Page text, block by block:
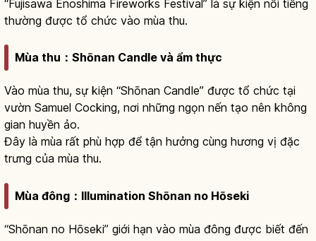
“Fujisawa Enoshima Fireworks Festival” là sự kiện nổi tiếng
thường được tổ chức vào mùa thu.
Mùa thu：Shōnan Candle và ẩm thực
Vào mùa thu, sự kiện “Shōnan Candle” được tổ chức tại
vườn Samuel Cocking, nơi những ngọn nến tạo nên không
gian huyền ảo.
Đây là mùa rất phù hợp để tận hưởng cùng hương vị đặc
trưng của mùa thu.
Mùa đông：Illumination Shōnan no Hōseki
“Shōnan no Hōseki” giới hạn vào mùa đông được biết đến